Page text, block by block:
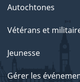
Autochtones
Vétérans et
Jeunesse
Gérer les